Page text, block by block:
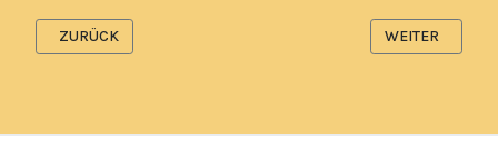
VORHERIGER BEITRAG: NACHRUF AUF REINHARD SPÄNLE
ZURÜCK NÄCHSTER
WEITER